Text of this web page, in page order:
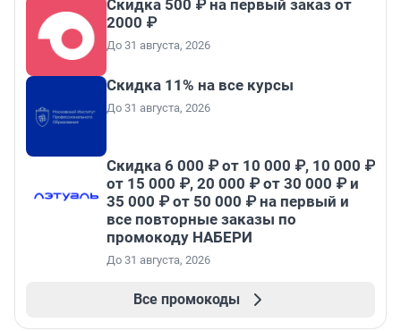
Скидка 500 ₽ на первый заказ от
2000 ₽
До 31 августа, 2026
Скидка 11% на все курсы
До 31 августа, 2026
Скидка 6 000 ₽ от 10 000 ₽, 10 000 ₽
от 15 000 ₽, 20 000 ₽ от 30 000 ₽ и
35 000 ₽ от 50 000 ₽ на первый и
все повторные заказы по
промокоду НАБЕРИ
До 31 августа, 2026
Все промокоды